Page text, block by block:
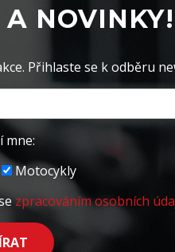
A NOVINKY!
Přihlaste se k odběru
mne:
Motocykly
zpracováním osobních